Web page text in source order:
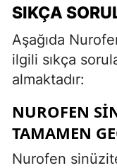
SIKÇA
Aşağıda
ilgili sıkça
almaktadır:
NUROFEN
TAMAMEN
Nurofen